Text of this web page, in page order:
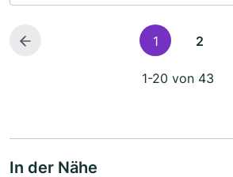
1 2
1-20 von 43
In der Nähe